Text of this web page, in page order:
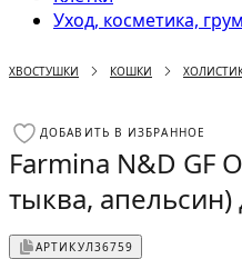
Уход, косметика,
ХВОСТУШКИ КОШКИ
ДОБАВИТЬ В ИЗБРАННОЕ
Farmina N&D GF
тыква,
АРТИКУЛ36759